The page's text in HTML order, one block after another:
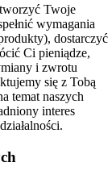
Twoje
wymagania
dostarczyć
Ci pieniądze,
i zwrotu
się z Tobą
temat naszych
interes